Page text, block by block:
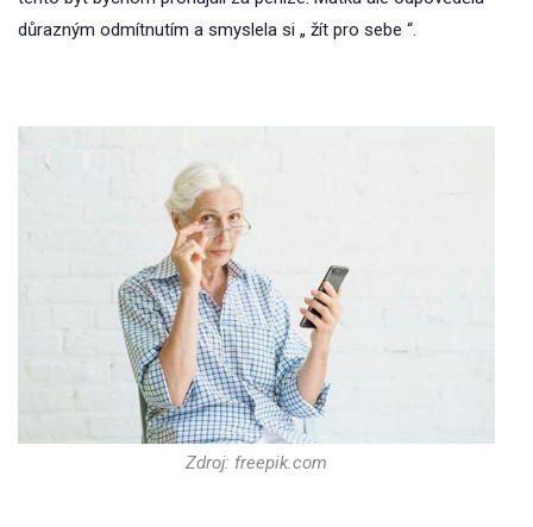
důrazným odmítnutím a smyslela si „ žít pro sebe “.
Zdroj: freepik.com